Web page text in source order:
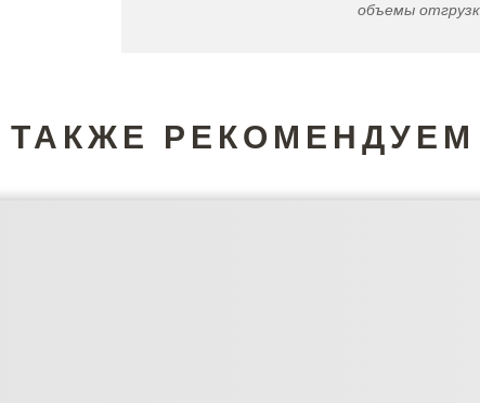
объемы
ТАКЖЕ РЕКОМЕНДУЕМ